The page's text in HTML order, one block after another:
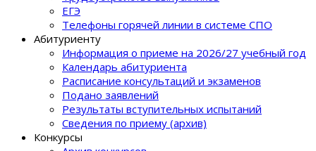
ЕГЭ
Телефоны горячей линии в системе СПО
Абитуриенту
Информация о приеме на 2026/27 учебный год
Календарь абитуриента
Расписание консультаций и экзаменов
Подано заявлений
Результаты вступительных испытаний
Сведения по приему (архив)
Конкурсы